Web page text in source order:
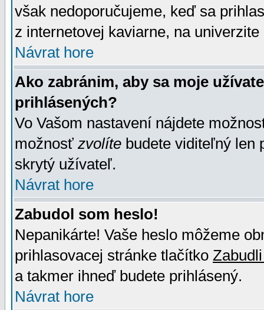
však nedoporučujeme, keď sa
z internetovej kaviarne, na univerzite
Návrat hore
Ako zabránim, aby sa moje
prihlásených?
Vo Vašom nastavení nájdete
možnosť zvolíte budete viditeľný len
skrytý užívateľ.
Návrat hore
Zabudol som heslo!
Nepanikárte! Vaše heslo môžeme
prihlasovacej stránke tlačítko
a takmer ihneď budete prihlásený.
Návrat hore